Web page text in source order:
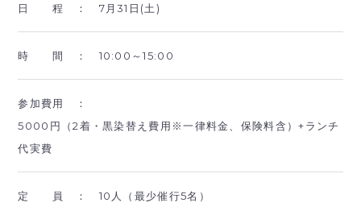
日 程 ： 7月31日(土)
時 間 ： 10:00～15:00
参加費用 ：
5000円（2着・黒染替え費用※一律料金、保険料含）+ランチ
代実費
定 員 ： 10人（最少催行5名）